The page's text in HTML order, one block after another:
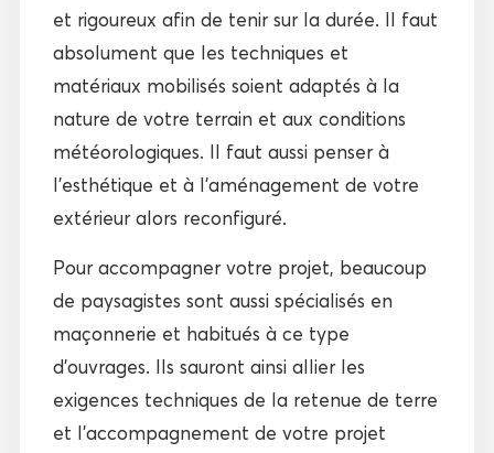
et rigoureux afin de tenir sur la durée. Il faut
absolument que les techniques et
matériaux mobilisés soient adaptés à la
nature de votre terrain et aux conditions
météorologiques. Il faut aussi penser à
l’esthétique et à l’aménagement de votre
extérieur alors reconfiguré.
Pour accompagner votre projet, beaucoup
de paysagistes sont aussi spécialisés en
maçonnerie et habitués à ce type
d’ouvrages. Ils sauront ainsi allier les
exigences techniques de la retenue de terre
et l’accompagnement de votre projet